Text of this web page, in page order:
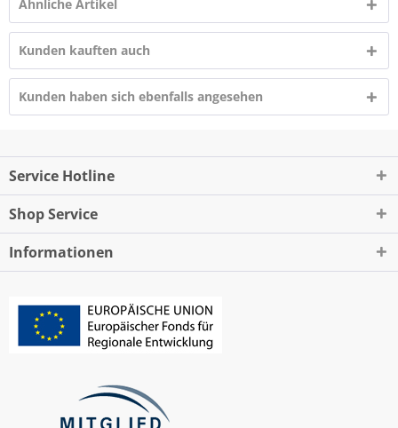
Ähnliche Artikel
Kunden kauften auch
Kunden haben sich ebenfalls angesehen
Service Hotline
Shop Service
Informationen